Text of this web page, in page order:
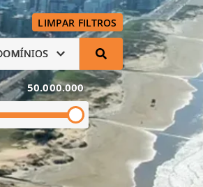
LIMPAR FILTROS
50.000.000